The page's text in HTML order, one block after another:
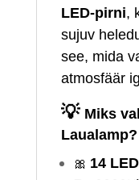
LED‑pirni,
sujuv
see, mida
atmosfäär
💡 Miks
Laualamp?
🎀 14